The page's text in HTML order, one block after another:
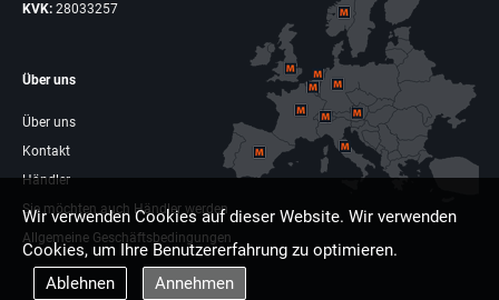
KVK: 28033257
Über uns
Über uns
Kontakt
Händler
Sie möchten auch Händler werden
Allgemeine Geschäftsbedingungen
Wir verwenden Cookies auf dieser Website. Wir verwenden
Cookies, um Ihre Benutzererfahrung zu optimieren.
Ablehnen
Annehmen